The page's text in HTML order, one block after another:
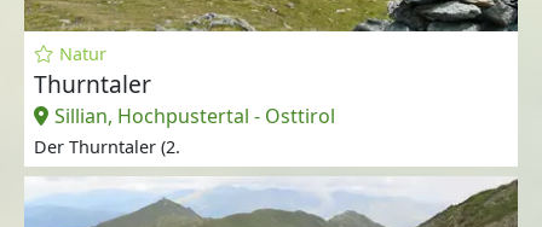
Natur
Thurntaler
Sillian, Hochpustertal - Osttirol
Der Thurntaler (2.